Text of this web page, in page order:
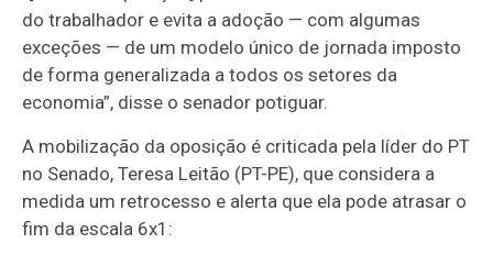
do trabalhador e evita a adoção — com algumas
exceções — de um modelo único de jornada imposto
de forma generalizada a todos os setores da
economia”, disse o senador potiguar.
A mobilização da oposição é criticada pela líder do PT
no Senado, Teresa Leitão (PT-PE), que considera a
medida um retrocesso e alerta que ela pode atrasar o
fim da escala 6x1: